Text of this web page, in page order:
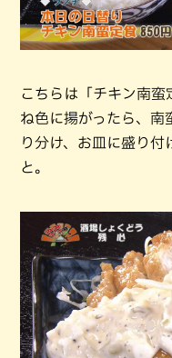
こちらは「チキン南蛮
ね色に揚がったら、南
り分け、お皿に盛り付
と。